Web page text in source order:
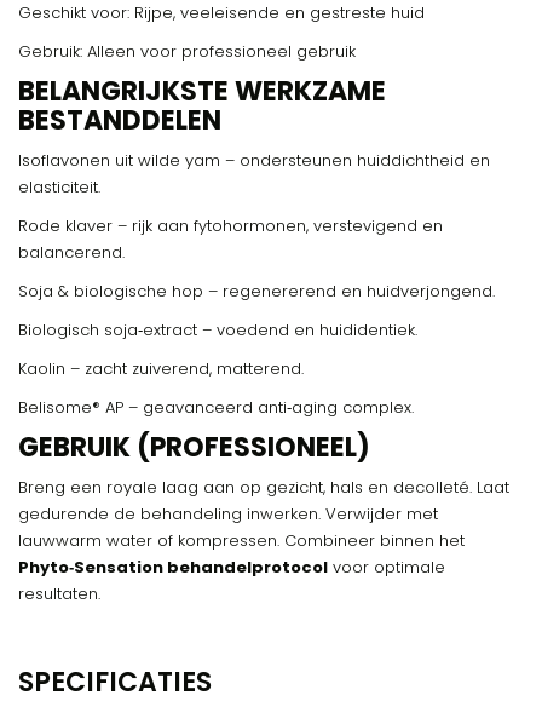
Geschikt voor: Rijpe, veeleisende en gestreste huid
Gebruik: Alleen voor professioneel gebruik
BELANGRIJKSTE WERKZAME
BESTANDDELEN
Isoflavonen uit wilde yam – ondersteunen huiddichtheid en
elasticiteit.
Rode klaver – rijk aan fytohormonen, verstevigend en
balancerend.
Soja & biologische hop – regenererend en huidverjongend.
Biologisch soja‑extract – voedend en huididentiek.
Kaolin – zacht zuiverend, matterend.
Belisome® AP – geavanceerd anti‑aging complex.
GEBRUIK (PROFESSIONEEL)
Breng een royale laag aan op gezicht, hals en decolleté. Laat
gedurende de behandeling inwerken. Verwijder met
lauwwarm water of kompressen. Combineer binnen het
Phyto‑Sensation behandelprotocol voor optimale
resultaten.
SPECIFICATIES